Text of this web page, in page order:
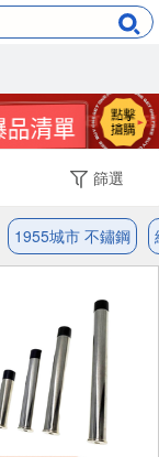
篩選
1955城市 不鏽鋼